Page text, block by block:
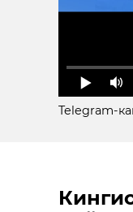
Telegram-